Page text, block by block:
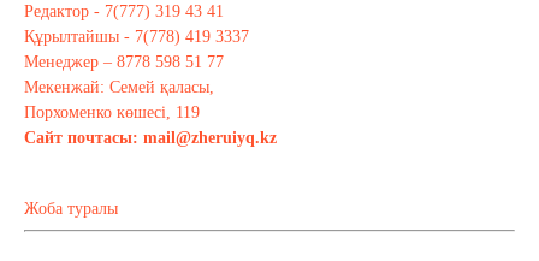
Редактор - 7(777) 319 43 41
Құрылтайшы - 7(778) 419 3337
Менеджер – 8778 598 51 77
Мекенжай: Семей қаласы,
Порхоменко көшесі, 119
Сайт почтасы: mail@zheruiyq.kz
Жоба туралы